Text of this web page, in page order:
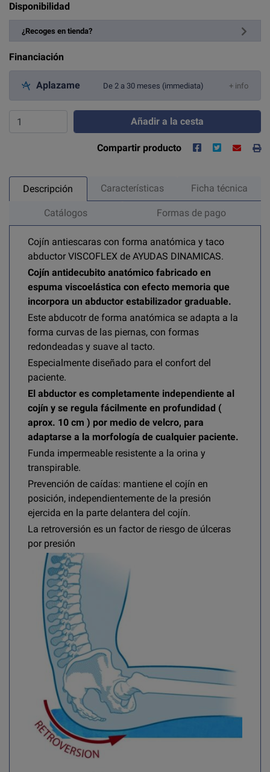
Disponibilidad
¿Recoges en tienda?
Financiación
Aplazame De 2 a 30 meses (immediata) + info
Añadir a la cesta
Compartir producto
Descripción Características Ficha técnica
Catálogos Formas de pago
Cojín antiescaras con forma anatómica y taco
abductor VISCOFLEX de AYUDAS DINAMICAS.
Cojín antidecubito anatómico fabricado en
espuma viscoelástica con efecto memoria que
incorpora un abductor estabilizador graduable.
Este abducotr de forma anatómica se adapta a la
forma curvas de las piernas, con formas
redondeadas y suave al tacto.
Especialmente diseñado para el confort del
paciente.
El abductor es completamente independiente al
cojín y se regula fácilmente en profundidad (
aprox. 10 cm ) por medio de velcro, para
adaptarse a la morfología de cualquier paciente.
Funda impermeable resistente a la orina y
transpirable.
Prevención de caídas: mantiene el cojín en
posición, independientemente de la presión
ejercida en la parte delantera del cojín.
La retroversión es un factor de riesgo de úlceras
por presión